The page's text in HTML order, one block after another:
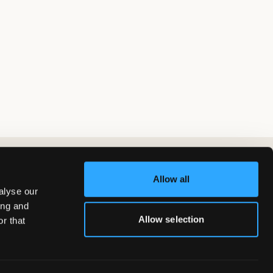
our
and
that
Allow all
Allow selection